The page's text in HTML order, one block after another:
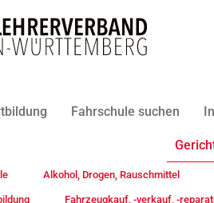
Fahrschule suchen
Alkohol, Drogen, Rauschmittel
Fahrzeugkauf, -verkauf, -